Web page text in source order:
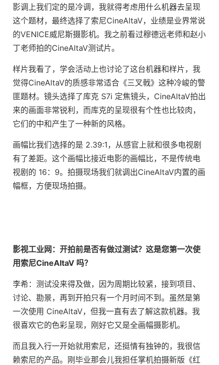
影调上我们定的是冷调，我就得考虑用什么机器去呈现
这个题材，最终选择了索尼CineAltaV，业绩是业界常说
的VENICE威尼斯摄影机。我之前看过穆德远老师和赵小
丁老师拍的CineAltaV测试片。
样片我看了，学会活动上也讨论了这台机器和样片，我
觉得CineAltaV的质感非常适合《三叉戟》这种冷峻的警
匪题材。镜头选择了库克 S7i 定焦镜头，CineAltaV拍出
来的画面非常锐利，而库克的呈现很有个性也比较肉，
它们的中和产生了一种新的风格。
画幅比我们选择的是 2.39:1，从感官上就和很多电视剧
有了差距。这个画幅比接近电影的画幅比，不是传统电
视剧的 16：9。拍摄现场我们就调出CineAltaV内置的画
幅框，方便现场拍摄。
影视工业网：开拍前是否有做过测试？这是您第一次使
用索尼CineAltaV 吗？
李希：测试没来得及做，因为周期比较紧，接到项目、
讨论、勘景，再到开拍只有一个月时间不到。虽然是第
一次使用 CineAltaV，但我一直有去了解这款机器。我
很喜欢它的色彩呈现，刚好它又是全画幅摄影机。
而且我入行一开始就用索尼，还挺情有独钟的，我很信
赖索尼的产品。刚毕业那会儿我担任掌机拍摄新版《红